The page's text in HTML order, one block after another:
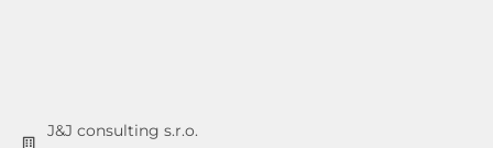
J&J consulting s.r.o.